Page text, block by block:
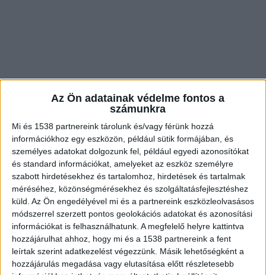
Az Ön adatainak védelme fontos a
számunkra
Mi és 1538 partnereink tárolunk és/vagy férünk hozzá
információkhoz egy eszközön, például sütik formájában, és
személyes adatokat dolgozunk fel, például egyedi azonosítókat
és standard információkat, amelyeket az eszköz személyre
szabott hirdetésekhez és tartalomhoz, hirdetések és tartalmak
méréséhez, közönségmérésekhez és szolgáltatásfejlesztéshez
küld. Az Ön engedélyével mi és a partnereink eszközleolvasásos
módszerrel szerzett pontos geolokációs adatokat és azonosítási
információkat is felhasználhatunk. A megfelelő helyre kattintva
hozzájárulhat ahhoz, hogy mi és a 1538 partnereink a fent
leírtak szerint adatkezelést végezzünk. Másik lehetőségként a
hozzájárulás megadása vagy elutasítása előtt részletesebb
A TEK fogta el őket
Négy évvel ezelőtt, május 11-én hajnalban a
Terrorelhárítási Központ kommandósai a
budapesti repülőtéren és Gyömrőn csaptak le
három férfira, L. Istvánra, H. Lászlóra és Sz.
Lajosra. Utóbbi az ismert zenész, Curtis bátyja.
Az elfogott, majd letartóztatott férfiakat azzal
vádolják, hogy szerepük volt a 2009-ben eltűnt